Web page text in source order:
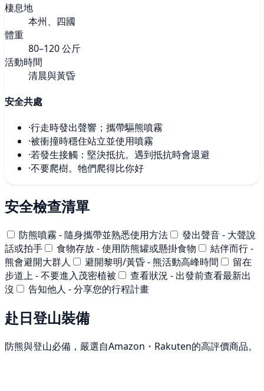
棲息地
本州、四國
體重
80–120 公斤
活動時間
清晨與黃昏
安全共處
·行走時發出聲響；攜帶驅熊噴霧
·被衝撞時穩住站立並使用噴霧
·若發生接觸：堅決抵抗。遇到抵抗時會退避
·不要爬樹。牠們爬得比你好
安全檢查清單
防熊噴霧 - 隨身攜帶並熟悉使用方法
發出聲音 - 大聲說
話或拍手
食物存放 - 使用防熊罐或懸掛食物
結伴而行 -
熊會避開大群人
避開黎明/黃昏 - 熊活動高峰時間
留在
步道上 - 不要進入茂密植被
查看狀況 - 出發前查看最新出
沒
告知他人 - 分享您的行程計畫
赴日登山裝備
防熊與登山必備，嚴選自Amazon・Rakuten的高評價商品。